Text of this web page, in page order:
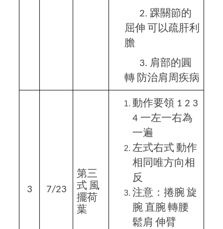
2. 踝關節的
屈伸 可以疏肝利
膽
3. 肩部的圓
轉 防治肩周疾病
3 7/23
第三
式 風
擺荷
葉
動作要領 1 2 3
4 一左一右為
一遍
左式右式動作
相同唯方向相
反
注意：捲腕旋
腕 直腕轉腰
鬆肩 伸臂